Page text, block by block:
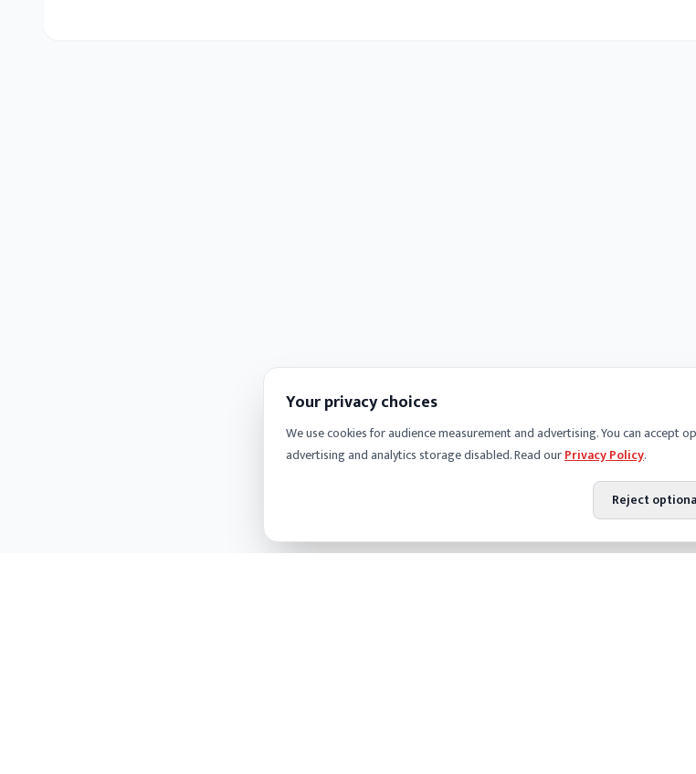
Your privacy choices
We use cookies for audience measurement and advertising. You can accept
advertising and analytics storage disabled. Read ourPrivacy Policy.
Reject